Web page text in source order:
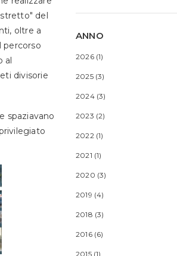
del
oltre a
percorso
al
divisorie
spaziavano
ANNO
2026(1)
2025(3)
2024(3)
2023 (2)
2022(1)
2021 (1)
2020 (3)
2019 (4)
2018 (3)
2016(6)
2015(1)